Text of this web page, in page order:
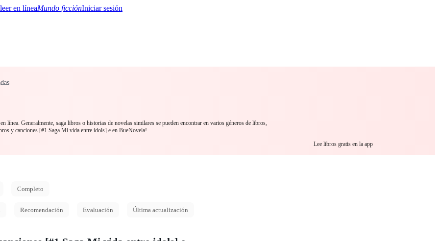
Mundo ficciónIniciar sesión
línea. Generalmente, saga libros o historias de novelas similares se pueden encontrar en varios géneros de libros,
y canciones [#1 Saga Mi vida entre idols] e en BueNovela!
Lee libros gratis en la app
Completo
Recomendación Evaluación Última actualización